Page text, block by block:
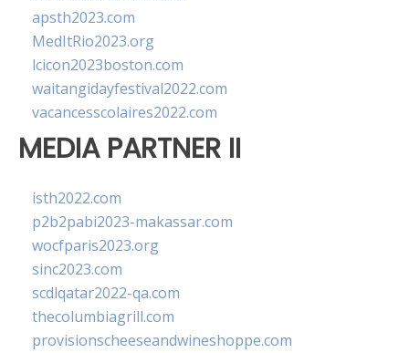
apsth2023.com
MedItRio2023.org
lcicon2023boston.com
waitangidayfestival2022.com
vacancesscolaires2022.com
MEDIA PARTNER II
isth2022.com
p2b2pabi2023-makassar.com
wocfparis2023.org
sinc2023.com
scdlqatar2022-qa.com
thecolumbiagrill.com
provisionscheeseandwineshoppe.com